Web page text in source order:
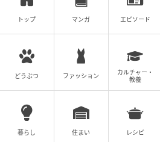
次の記事
は？【漫画】
の記事をもっとみる
トップ マンガ エピソード
どうぶつ ファッション
カルチャー・
教養
暮らし 住まい レシピ